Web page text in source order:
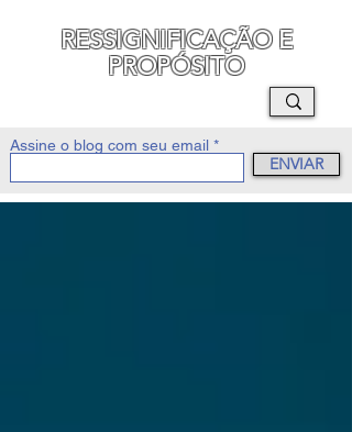
RESSIGNIFICAÇÃO E
PROPÓSITO
Assine o blog com seu email
ENVIAR